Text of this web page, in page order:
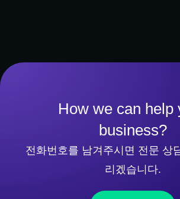
How we can help
business?
전화번호를 남겨주시면 전문 상
리겠습니다.